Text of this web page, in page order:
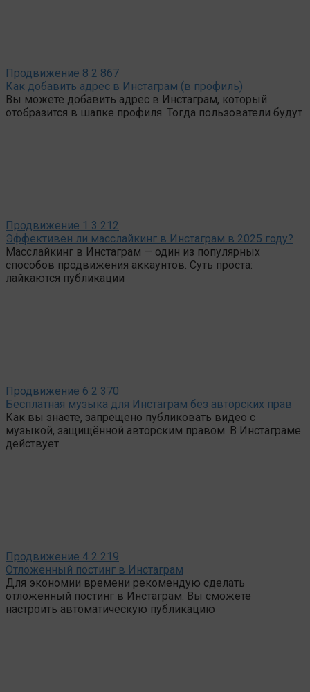
Продвижение 8 2 867
Как добавить адрес в Инстаграм (в профиль)
Вы можете добавить адрес в Инстаграм, который
отобразится в шапке профиля. Тогда пользователи будут
Продвижение 1 3 212
Эффективен ли масслайкинг в Инстаграм в 2025 году?
Масслайкинг в Инстаграм — один из популярных
способов продвижения аккаунтов. Суть проста:
лайкаются публикации
Продвижение 6 2 370
Бесплатная музыка для Инстаграм без авторских прав
Как вы знаете, запрещено публиковать видео с
музыкой, защищённой авторским правом. В Инстаграме
действует
Продвижение 4 2 219
Отложенный постинг в Инстаграм
Для экономии времени рекомендую сделать
отложенный постинг в Инстаграм. Вы сможете
настроить автоматическую публикацию